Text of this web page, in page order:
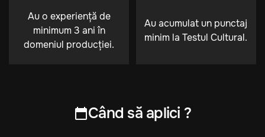
Au o experiență de
minimum 3 ani în
domeniul producției.
Au acumulat un punctaj
minim la Testul Cultural.
Când să aplici ?